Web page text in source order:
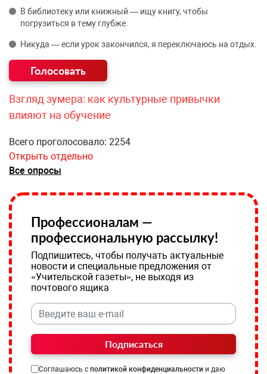
В библиотеку или книжный — ищу книгу, чтобы
погрузиться в тему глубже.
Никуда — если урок закончился, я переключаюсь на отдых.
Взгляд зумера: как культурные привычки
влияют на обучение
Всего проголосовало: 2254
Открыть отдельно
Все опросы
Профессионалам —
профессиональную рассылку!
Подпишитесь, чтобы получать актуальные
новости и специальные предложения от
«Учительской газеты», не выходя из
почтового ящика
Подписаться
Соглашаюсь с политикой конфиденциальности и даю